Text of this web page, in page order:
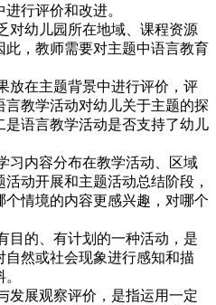
行评价和改进。
对幼儿园所在地域、课程资源
，教师需要对主题中语言教育
放在主题背景中进行评价，评
教学活动对幼儿关于主题的探
语言教学活动是否支持了幼儿
习内容分布在教学活动、区域
动开展和主题活动总结阶段，
情境的内容更感兴趣，对哪个
目的、有计划的一种活动，是
然或社会现象进行感知和描
发展观察评价，是指运用一定